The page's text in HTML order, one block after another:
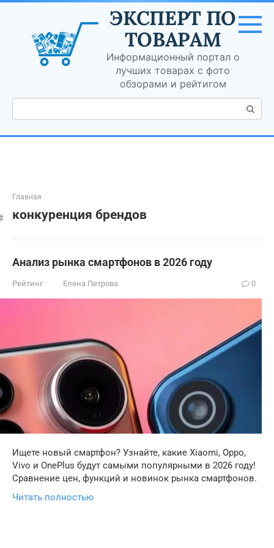
Перейти
контенту
ЭКСПЕРТ ПО
ТОВАРАМ
Информационный портал о
лучших товарах с фото
обзорами и рейтигом
Поиск:
Главная
конкуренция брендов
Анализ рынка смартфонов в 2026 году
Рейтинг Елена Петрова 0
Ищете новый смартфон? Узнайте, какие Xiaomi, Oppo,
Vivo и OnePlus будут самыми популярными в 2026 году!
Сравнение цен, функций и новинок рынка смартфонов.
Читать полностью